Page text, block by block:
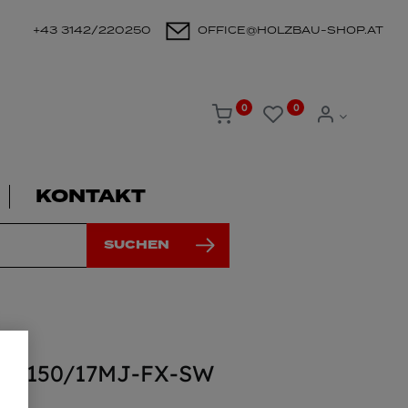
+43 3142/220250 OFFICE@HOLZBAU-SHOP.AT
0 0
KONTAKT
SUCHEN
17MJ-FX-SW